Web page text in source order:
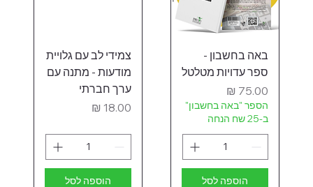
באה בחשבון -
ספר עדויות מטלטל
מחיר
הספר "באה בחשבון"
ב-25 שח הנחה
הוספה לסל
צמידי לב עם גלויית
מודעות - מתנה עם
ערך חברתי
מחיר
הוספה לסל